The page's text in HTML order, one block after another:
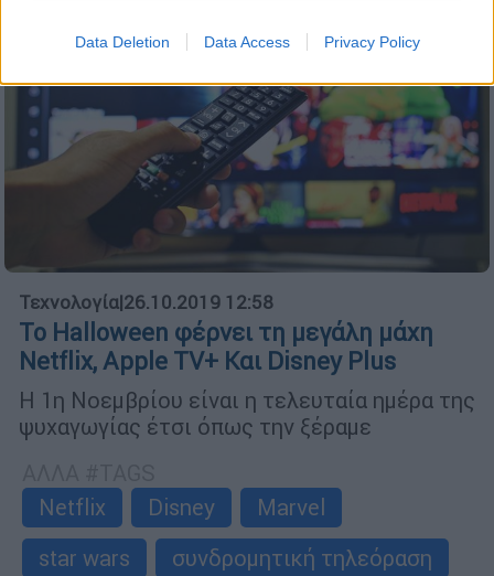
Data Deletion Data Access Privacy Policy
Τεχνολογία|26.10.2019 12:58
Το Halloween φέρνει τη μεγάλη μάχη
Netflix, Apple TV+ Και Disney Plus
Η 1η Νοεμβρίου είναι η τελευταία ημέρα της
ψυχαγωγίας έτσι όπως την ξέραμε
Netflix
Disney
Marvel
star wars
συνδρομητική τηλεόραση